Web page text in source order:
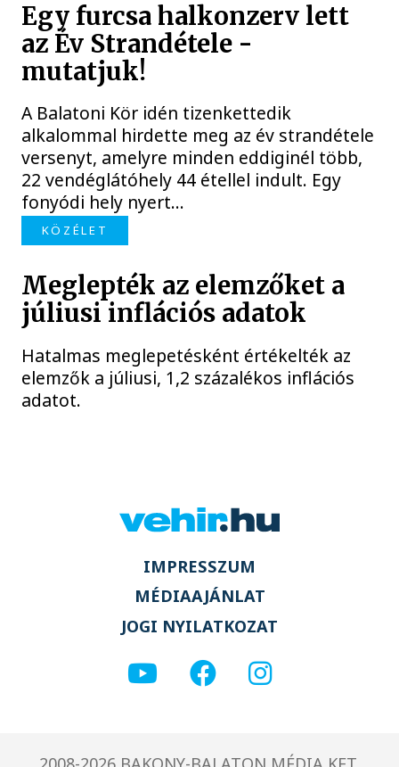
Egy furcsa halkonzerv lett
az Év Strandétele -
mutatjuk!
A Balatoni Kör idén tizenkettedik
alkalommal hirdette meg az év strandétele
versenyt, amelyre minden eddiginél több,
22 vendéglátóhely 44 étellel indult. Egy
fonyódi hely nyert...
KÖZÉLET
Meglepték az elemzőket a
júliusi inflációs adatok
Hatalmas meglepetésként értékelték az
elemzők a júliusi, 1,2 százalékos inflációs
adatot.
IMPRESSZUM
MÉDIAAJÁNLAT
JOGI NYILATKOZAT